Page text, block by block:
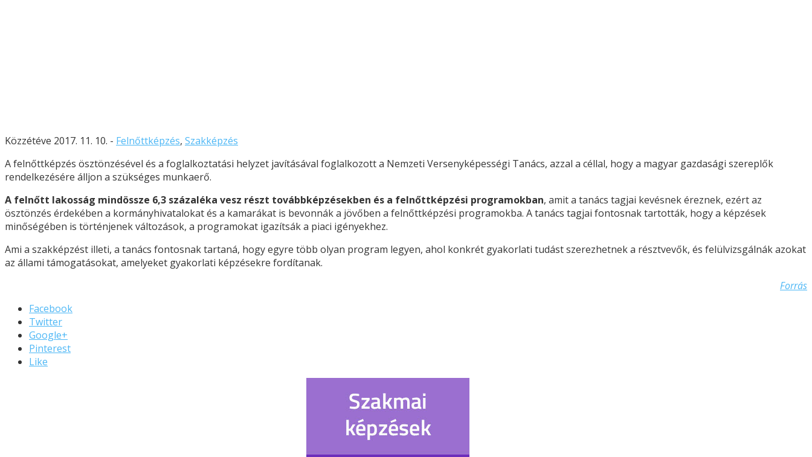
Közzétéve 2017. 11. 10. - Felnőttképzés, Szakképzés
A felnőttképzés ösztönzésével és a foglalkoztatási helyzet javításával foglalkozott a Nemzeti Versenyképességi Tanács, azzal a céllal, hogy a magyar gazdasági szereplők
rendelkezésére álljon a szükséges munkaerő.
A felnőtt lakosság mindössze 6,3 százaléka vesz részt továbbképzésekben és a felnőttképzési programokban, amit a tanács tagjai kevésnek éreznek, ezért az
ösztönzés érdekében a kormányhivatalokat és a kamarákat is bevonnák a jövőben a felnőttképzési programokba. A tanács tagjai fontosnak tartották, hogy a képzések
minőségében is történjenek változások, a programokat igazítsák a piaci igényekhez.
Ami a szakképzést illeti, a tanács fontosnak tartaná, hogy egyre több olyan program legyen, ahol konkrét gyakorlati tudást szerezhetnek a résztvevők, és felülvizsgálnák azokat
az állami támogatásokat, amelyeket gyakorlati képzésekre fordítanak.
Forrás
Facebook
Twitter
Google+
Pinterest
Like